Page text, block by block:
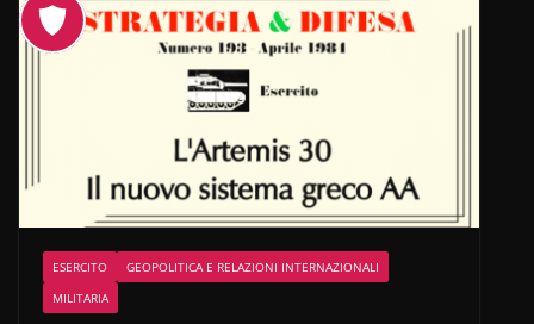
ESERCITO
GEOPOLITICA E RELAZIONI INTERNAZIONALI
MILITARIA